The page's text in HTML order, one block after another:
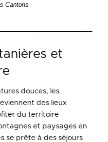
Cantons
et
douces, les
des lieux
du territoire
et paysages en
se prête à des séjours